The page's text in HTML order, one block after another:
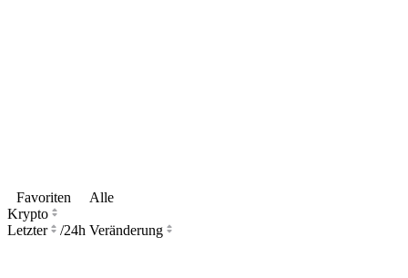
Favoriten
Alle
Krypto
Letzter
/24h Veränderung